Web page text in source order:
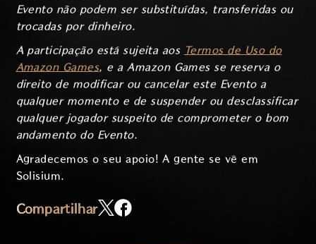
Evento não podem ser substituídas, transferidas ou
trocadas por dinheiro.
A participação está sujeita aos Termos de Uso do
Amazon Games, e a Amazon Games se reserva o
direito de modificar ou cancelar este Evento a
qualquer momento e de suspender ou desclassificar
qualquer jogador suspeito de comprometer o bom
andamento do Evento.
Agradecemos o seu apoio! A gente se vê em
Solisium.
Compartilhar